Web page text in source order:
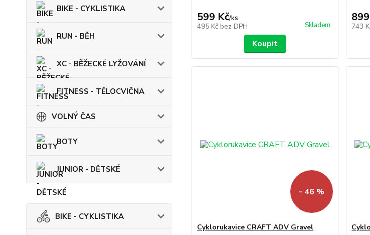
BIKE - CYKLISTIKA
RUN - BĚH
XC - BĚŽECKÉ LYŽOVÁNÍ
FITNESS - TĚLOCVIČNA
VOLNÝ ČAS
BOTY
JUNIOR - DĚTSKÉ
BIKE - CYKLISTIKA
599 Kč/ks
495 Kč bez DPH Skladem
Koupit
743
- 46 %
Cyklorukavice CRAFT ADV Gravel